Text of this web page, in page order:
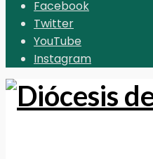
Facebook
Twitter
YouTube
Instagram